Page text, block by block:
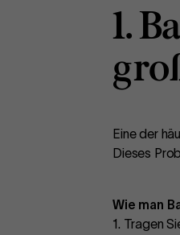
1.
Eine der
Dieses
Wie man
1. Tragen